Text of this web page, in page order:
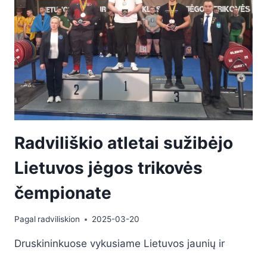
Radviliškio atletai sužibėjo
Lietuvos jėgos trikovės
čempionate
Pagal radviliskion 2025-03-20
Druskininkuose vykusiame Lietuvos jaunių ir